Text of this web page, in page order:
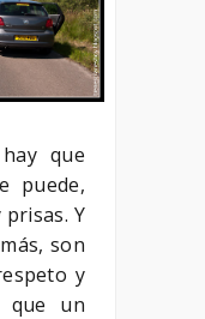
que
puede,
Y
son
y
que un